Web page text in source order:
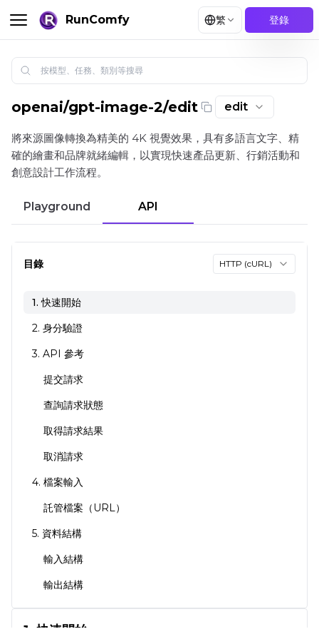
RunComfy 繁 登錄
GPT Image 2 影像編輯：在 Playground 和 API 上進行
openai/gpt-image-2/edit edit
將來源圖像轉換為精美的 4K 視覺效果，具有多語言文字、精
確的繪畫和品牌就緒編輯，以實現快速產品更新、行銷活動和
創意設計工作流程。
Playground API
目錄 HTTP (cURL)
1. 快速開始
2. 身分驗證
3. API 參考
提交請求
查詢請求狀態
取得請求結果
取消請求
4. 檔案輸入
託管檔案（URL）
5. 資料結構
輸入結構
輸出結構
1. 快速開始